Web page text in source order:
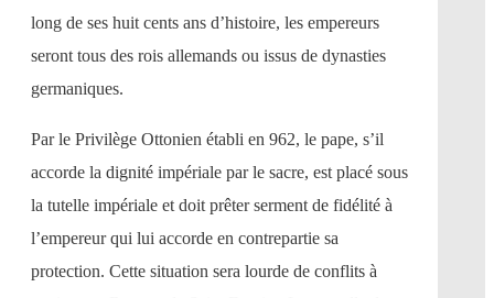
long de ses huit cents ans d’histoire, les empereurs
seront tous des rois allemands ou issus de dynasties
germaniques.
Par le Privilège Ottonien établi en 962, le pape, s’il
accorde la dignité impériale par le sacre, est placé sous
la tutelle impériale et doit prêter serment de fidélité à
l’empereur qui lui accorde en contrepartie sa
protection. Cette situation sera lourde de conflits à